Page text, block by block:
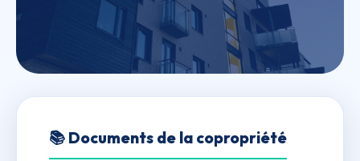
LE BRASILIA
📚 Documents de la copropriété